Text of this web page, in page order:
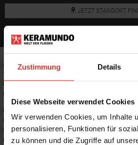
Zustimmung Details
Diese Webseite verwendet Cookies
Wir verwenden Cookies, um Inhalte
personalisieren, Funktionen für
zu können und die Zugriffe auf
JETZT STANDORT
Artikelnummer:
1306086
Typ:
Material:
Einsatzbereich
Breite:
Länge:
120 cm
Stärke:
7 mm
Format
60x120 cm